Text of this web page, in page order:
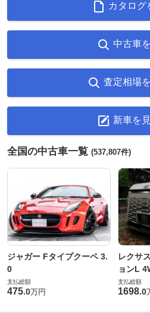
カタログ
中古車
査定相場
新車を
全国の中古車一覧 (537,807件)
ジャガー Fタイプクーペ 3.
0
支払総額
475.0万円
レクサ
ョンL
支払総額
1698.0